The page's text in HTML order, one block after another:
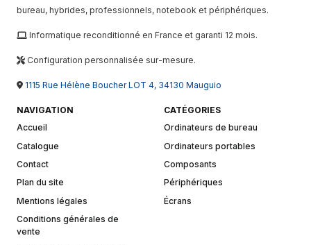
bureau, hybrides, professionnels, notebook et périphériques.
Informatique reconditionné en France et garanti 12 mois.
Configuration personnalisée sur-mesure.
1115 Rue Hélène Boucher LOT 4, 34130 Mauguio
NAVIGATION
Accueil
Catalogue
Contact
Plan du site
Mentions légales
Conditions générales de
vente
CATÉGORIES
Ordinateurs de bureau
Ordinateurs portables
Composants
Périphériques
Écrans